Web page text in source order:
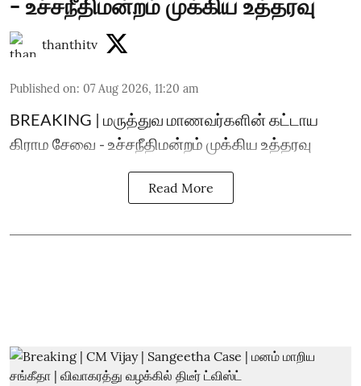
- உச்சநீதிமன்றம் முக்கிய உத்தரவு
thanthitv
Published on: 07 Aug 2026, 11:20 am
BREAKING | மருத்துவ மாணவர்களின் கட்டாய
கிராம சேவை - உச்சநீதிமன்றம் முக்கிய உத்தரவு
Read More